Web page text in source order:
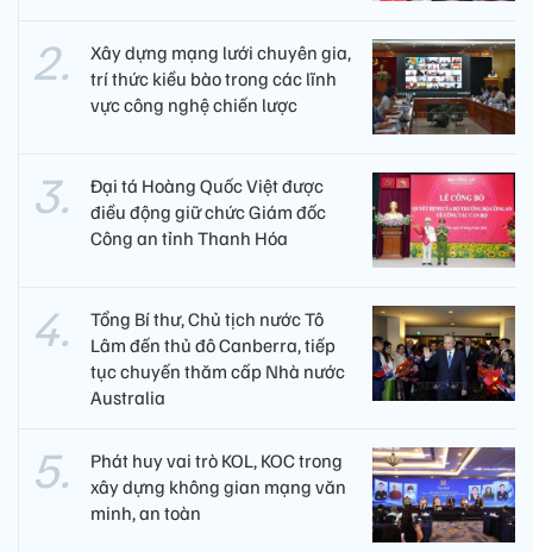
Xây dựng mạng lưới chuyên gia,
trí thức kiều bào trong các lĩnh
vực công nghệ chiến lược
Đại tá Hoàng Quốc Việt được
điều động giữ chức Giám đốc
Công an tỉnh Thanh Hóa
Tổng Bí thư, Chủ tịch nước Tô
Lâm đến thủ đô Canberra, tiếp
tục chuyến thăm cấp Nhà nước
Australia
Phát huy vai trò KOL, KOC trong
xây dựng không gian mạng văn
minh, an toàn